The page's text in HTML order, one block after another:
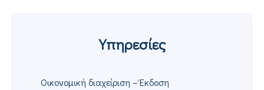
Υπηρεσίες
Οικονομική διαχείριση – Έκδοση